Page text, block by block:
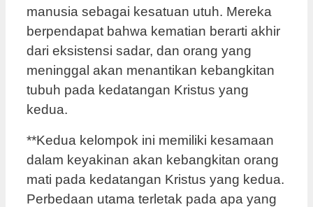
manusia sebagai kesatuan utuh. Mereka
berpendapat bahwa kematian berarti akhir
dari eksistensi sadar, dan orang yang
meninggal akan menantikan kebangkitan
tubuh pada kedatangan Kristus yang
kedua.
**Kedua kelompok ini memiliki kesamaan
dalam keyakinan akan kebangkitan orang
mati pada kedatangan Kristus yang kedua.
Perbedaan utama terletak pada apa yang